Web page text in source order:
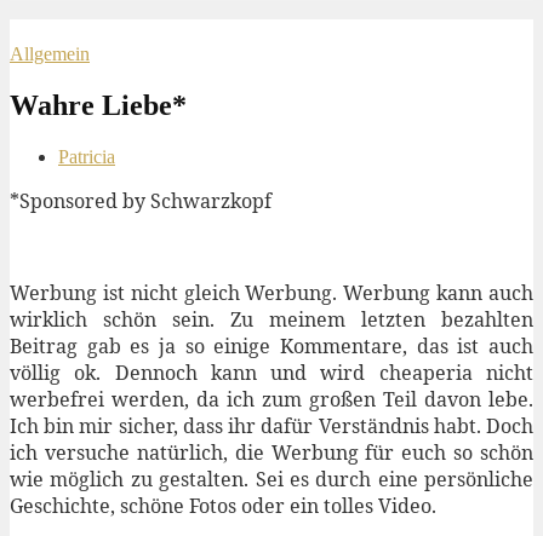
Allgemein
Wahre Liebe*
Patricia
*Sponsored by Schwarzkopf
Werbung ist nicht gleich Werbung. Werbung kann auch
wirklich schön sein. Zu meinem letzten bezahlten
Beitrag gab es ja so einige Kommentare, das ist auch
völlig ok. Dennoch kann und wird cheaperia nicht
werbefrei werden, da ich zum großen Teil davon lebe.
Ich bin mir sicher, dass ihr dafür Verständnis habt. Doch
ich versuche natürlich, die Werbung für euch so schön
wie möglich zu gestalten. Sei es durch eine persönliche
Geschichte, schöne Fotos oder ein tolles Video.